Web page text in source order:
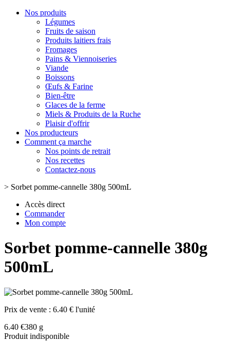
Nos produits
Légumes
Fruits de saison
Produits laitiers frais
Fromages
Pains & Viennoiseries
Viande
Boissons
Œufs & Farine
Bien-être
Glaces de la ferme
Miels & Produits de la Ruche
Plaisir d'offrir
Nos producteurs
Comment ça marche
Nos points de retrait
Nos recettes
Contactez-nous
> Sorbet pomme-cannelle 380g 500mL
Accès direct
Commander
Mon compte
Sorbet pomme-cannelle 380g
500mL
Prix de vente : 6.40 € l'unité
6.40 €380 g
Produit indisponible